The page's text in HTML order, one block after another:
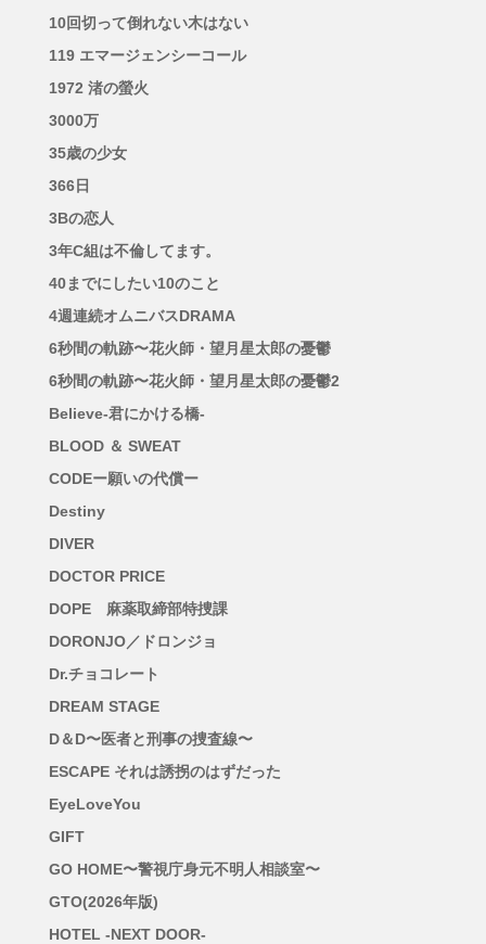
10回切って倒れない木はない
119 エマージェンシーコール
1972 渚の螢火
3000万
35歳の少女
366日
3Bの恋人
3年C組は不倫してます。
40までにしたい10のこと
4週連続オムニバスDRAMA
6秒間の軌跡〜花火師・望月星太郎の憂鬱
6秒間の軌跡〜花火師・望月星太郎の憂鬱2
Believe-君にかける橋-
BLOOD ＆ SWEAT
CODEー願いの代償ー
Destiny
DIVER
DOCTOR PRICE
DOPE 麻薬取締部特捜課
DORONJO／ドロンジョ
Dr.チョコレート
DREAM STAGE
D＆D〜医者と刑事の捜査線〜
ESCAPE それは誘拐のはずだった
EyeLoveYou
GIFT
GO HOME〜警視庁身元不明人相談室〜
GTO(2026年版)
HOTEL -NEXT DOOR-